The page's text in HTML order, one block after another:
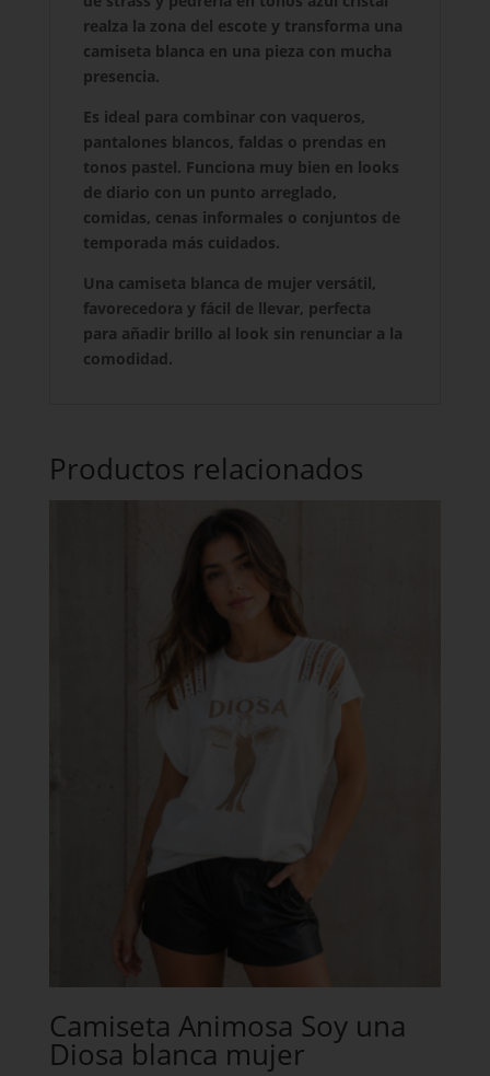
realza la zona del escote y transforma una
camiseta blanca en una pieza con mucha
presencia.
Es ideal para combinar con vaqueros,
pantalones blancos, faldas o prendas en
tonos pastel. Funciona muy bien en looks
de diario con un punto arreglado,
comidas, cenas informales o conjuntos de
temporada más cuidados.
Una camiseta blanca de mujer versátil,
favorecedora y fácil de llevar, perfecta
para añadir brillo al look sin renunciar a la
comodidad.
Productos relacionados
Camiseta Animosa Soy una
Diosa blanca mujer